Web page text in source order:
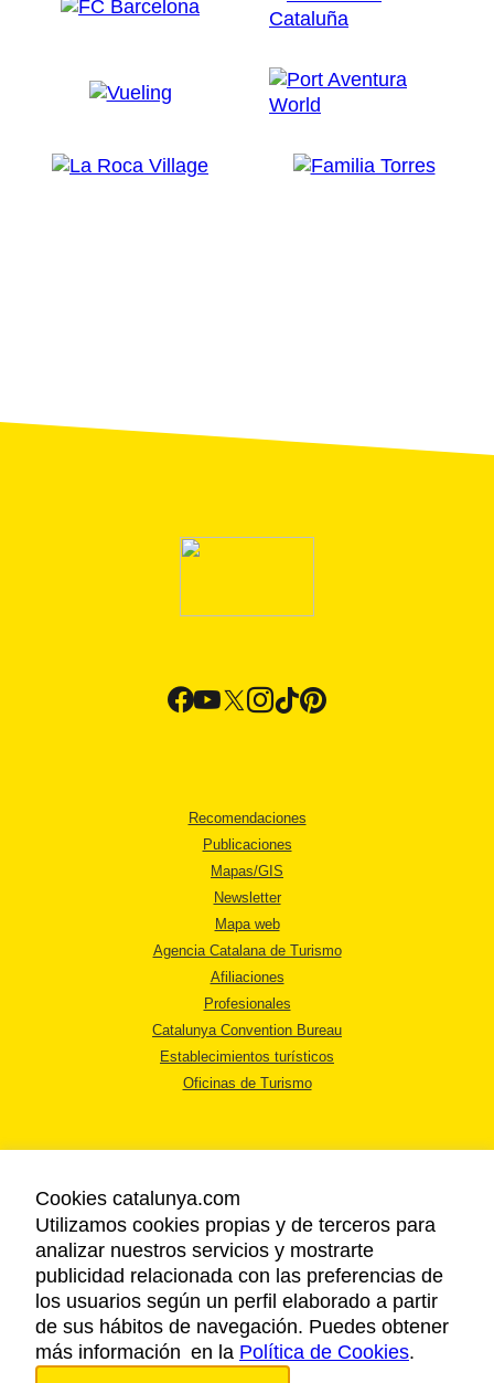
Recomendaciones
Publicaciones
Mapas/GIS
Newsletter
Mapa web
Agencia Catalana de Turismo
Afiliaciones
Profesionales
Catalunya Convention Bureau
Establecimientos turísticos
Oficinas de Turismo
AVISO LEGAL
POLÍTICA DE PRIVACIDAD
COOKIES
ACCESSIBILIDAD
Cookies catalunya.com
Utilizamos cookies propias y de terceros para
analizar nuestros servicios y mostrarte
publicidad relacionada con las preferencias de
los usuarios según un perfil elaborado a partir
de sus hábitos de navegación. Puedes obtener
más información en la Política de Cookies.